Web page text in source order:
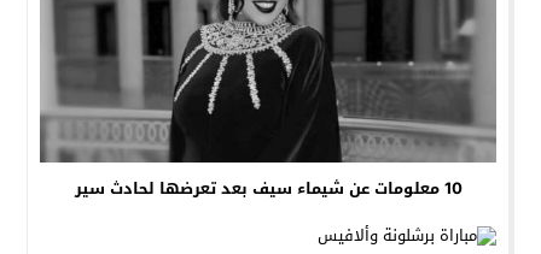
10 معلومات عن شيماء سيف بعد تعرضها لحادث سير